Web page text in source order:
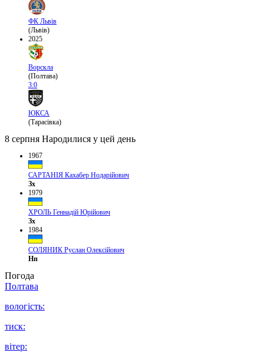
ФК Львів
(Львів)
2025
Ворскла
(Полтава)
3:0
ЮКСА
(Тарасівка)
8 серпня Народилися у цей день
1967
САРТАНІЯ Кахабер Нодарійович
Зх
1979
ХРОЛЬ Геннадій Юрійович
Зх
1984
СОЛЯНИК Руслан Олексійович
Нп
Погода
Полтава
вологість:
тиск:
вітер: